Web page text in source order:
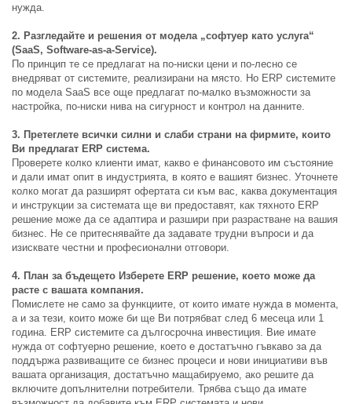
нужда.
2. Разгледайте и решения от модела „софтуер като услуга“
(SaaS, Software-as-a-Service).
По принцип те се предлагат на по-ниски цени и по-лесно се
внедряват от системите, реализирани на място. Но ERP системите
по модела SaaS все още предлагат по-малко възможности за
настройка, по-ниски нива на сигурност и контрол на данните.
3. Претеглете всички силни и слаби страни на фирмите, които
Ви предлагат ERP система.
Проверете колко клиенти имат, какво е финансовото им състояние
и дали имат опит в индустрията, в която е вашият бизнес. Уточнете
колко могат да разширят офертата си към вас, каква документация
и инструкции за системата ще ви предоставят, как тяхното ERP
решение може да се адаптира и разшири при разрастване на вашия
бизнес. Не се притеснявайте да задавате трудни въпроси и да
изисквате честни и професионални отговори.
4. План за бъдещето Изберете ERP решение, което може да
расте с вашата компания.
Помислете не само за функциите, от които имате нужда в момента,
а и за тези, които може би ще Ви потрябват след 6 месеца или 1
година. ERP системите са дългосрочна инвестиция. Вие имате
нужда от софтуерно решение, което е достатъчно гъвкаво за да
поддържа развиващите се бизнес процеси и нови инициативи във
вашата организация, достатъчно мащабируемо, ако решите да
включите допълнителни потребители. Трябва също да имате